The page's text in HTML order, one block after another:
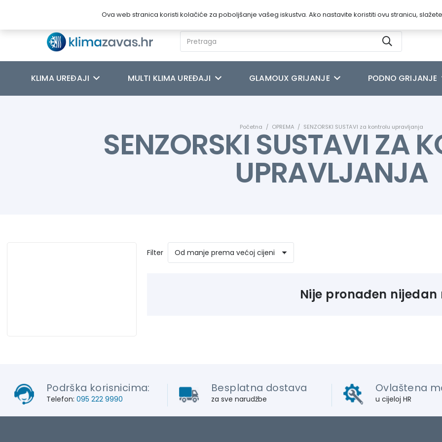
Kontakt
KLIMA UREĐAJI MULTI KLIMA UREĐAJI GLAMOUX GRIJANJE PODNO GRIJANJE
Početna / OPREMA / SENZORSKI SUSTAVI za kontrolu upravljanja
SENZORSKI SUSTAVI ZA
UPRAVLJANJA
Filter
Nije pronađen
Podrška korisnicima:
Telefon: 095 222 9990
Besplatna dostava
za sve narudžbe
Ovlaštena
u cijeloj HR
Ova web stranica koristi kolačiće za poboljšanje vašeg iskustva. Ako nastavite koristiti ovu stranicu,